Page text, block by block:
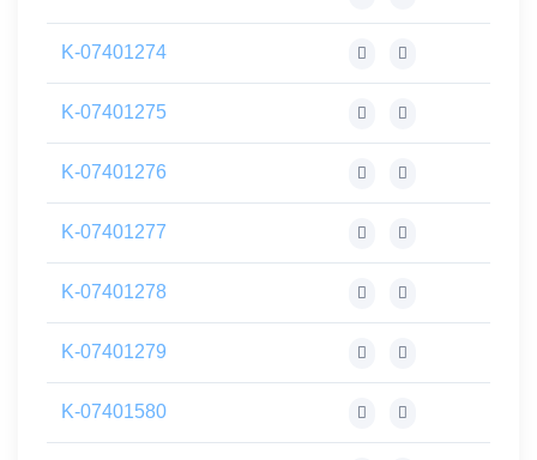
K-07401274
K-07401275
K-07401276
K-07401277
K-07401278
K-07401279
K-07401580